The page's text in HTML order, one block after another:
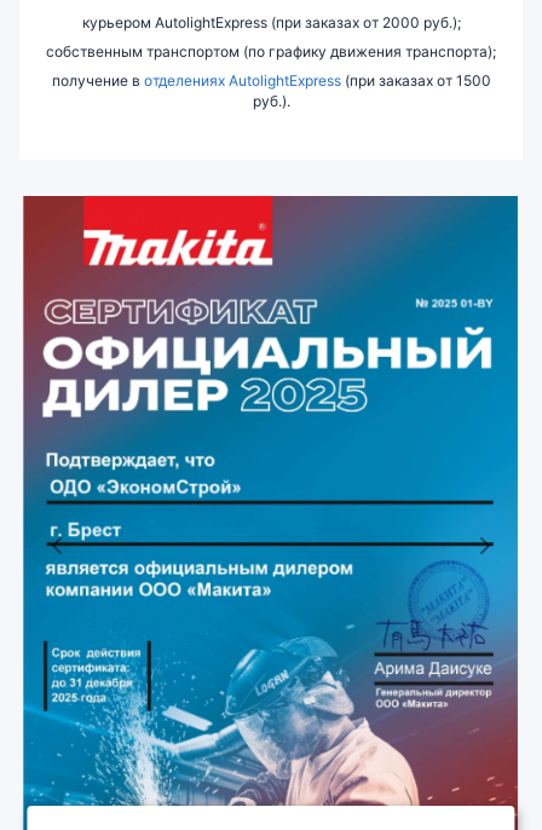
курьером AutolightExpress (при заказах от 2000 руб.);
собственным транспортом (по графику движения транспорта);
получение в отделениях AutolightExpress(при заказах от 1500
руб.).
Previous Next